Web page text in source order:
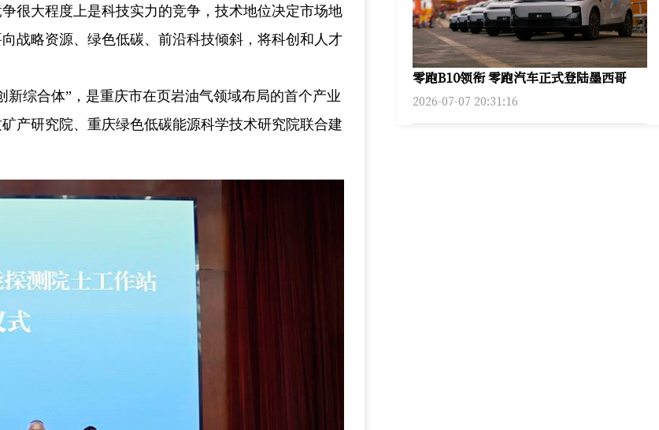
很大程度上是科技实力的竞争，技术地位决定市场地
战略资源、绿色低碳、前沿科技倾斜，将科创和人才
综合体”，是重庆市在页岩油气领域布局的首个产业
产研究院、重庆绿色低碳能源科学技术研究院联合建
零跑B10领衔 零跑汽车正式登陆墨西哥
2026-07-07 20:31:16